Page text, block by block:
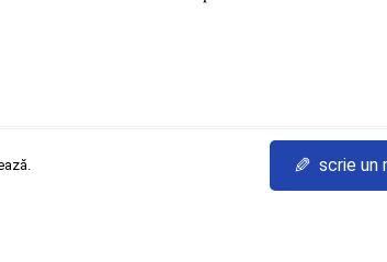
✎ scrie un